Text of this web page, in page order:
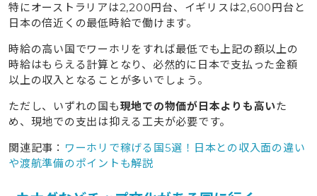
特にオーストラリアは2,200円台、イギリスは2,600円台と
日本の倍近くの最低時給で働けます。
時給の高い国でワーホリをすれば最低でも上記の額以上の
時給はもらえる計算となり、必然的に日本で支払った金額
以上の収入となることが多いでしょう。
ただし、いずれの国も現地での物価が日本よりも高いた
め、現地での支出は抑える工夫が必要です。
関連記事： ワーホリで稼げる国5選！日本との収入面の違い
や渡航準備のポイントも解説